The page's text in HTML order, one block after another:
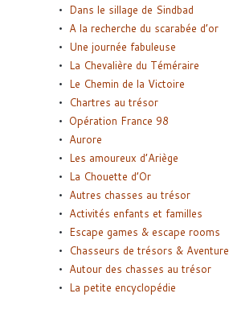
Dans le sillage de Sindbad
A la recherche du scarabée d’or
Une journée fabuleuse
La Chevalière du Téméraire
Le Chemin de la Victoire
Chartres au trésor
Opération France 98
Aurore
Les amoureux d’Ariège
La Chouette d’Or
Autres chasses au trésor
Activités enfants et familles
Escape games & escape rooms
Chasseurs de trésors & Aventure
Autour des chasses au trésor
La petite encyclopédie